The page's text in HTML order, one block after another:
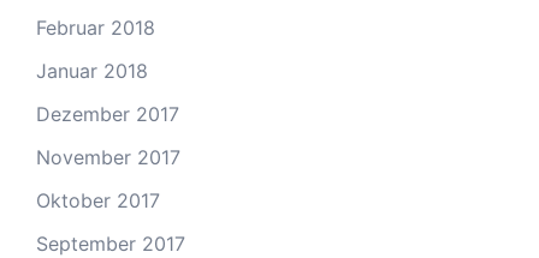
Februar 2018
Januar 2018
Dezember 2017
November 2017
Oktober 2017
September 2017